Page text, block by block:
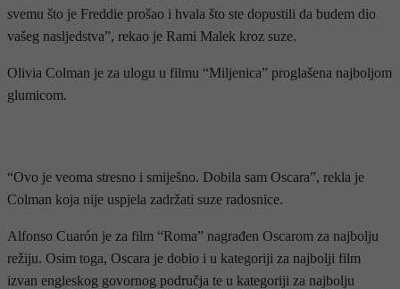
svemu što je Freddie prošao i hvala što ste dopustili da budem dio
vašeg nasljedstva”, rekao je Rami Malek kroz suze.
Olivia Colman je za ulogu u filmu “Miljenica” proglašena najboljom
glumicom.
“Ovo je veoma stresno i smiješno. Dobila sam Oscara”, rekla je
Colman koja nije uspjela zadržati suze radosnice.
Alfonso Cuarón je za film “Roma” nagrađen Oscarom za najbolju
režiju. Osim toga, Oscara je dobio i u kategoriji za najbolji film
izvan engleskog govornog područja te u kategoriji za najbolju